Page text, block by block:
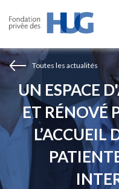
contenu
Toutes les actualités
UN ESPACE
ET RÉNOVÉ
L’ACCUEIL